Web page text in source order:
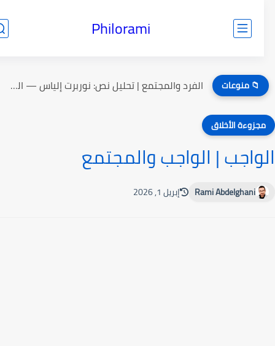
Philorami
📁 منوعات الفرد والمجتمع | تحليل نص: نوربرت إلياس — الفرد والمجتمع...
الأخلاق
| الواجب والمجتمع
Rami Abdelghani إبريل 1, 2026